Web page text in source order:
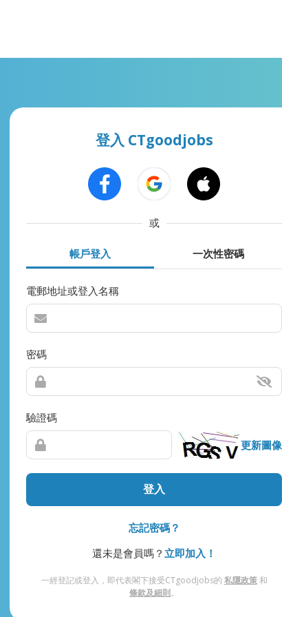
登入 CTgoodjobs
或
帳戶登入 一次性密碼
電郵地址或登入名稱
密碼
驗證碼
更新圖像
登入
忘記密碼？
還未是會員嗎？ 立即加入！
一經登記或登入，即代表閣下接受CTgoodjobs的 私隱政策和
條款及細則。